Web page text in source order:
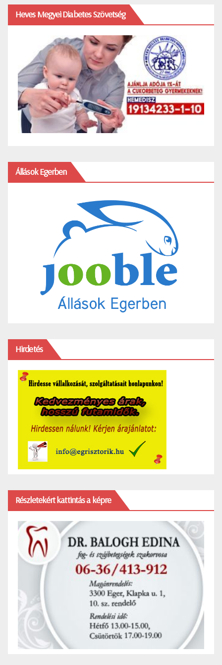
Heves Megyei Diabetes Szövetség
Állások Egerben
Hirdetés
Részletekért kattintás a képre